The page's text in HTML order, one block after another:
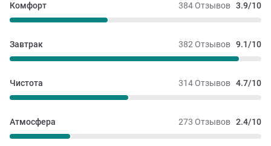
384 Отзывов 3.9/10
Комфорт
382 Отзывов 9.1/10
Завтрак
314 Отзывов 4.7/10
Чистота
273 Отзывов 2.4/10
Атмосфера